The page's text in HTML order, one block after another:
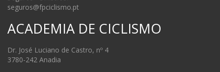
seguros@fpciclismo.pt
ACADEMIA DE CICLISMO
Dr. José Luciano de Castro, nº 4
3780-242 Anadia